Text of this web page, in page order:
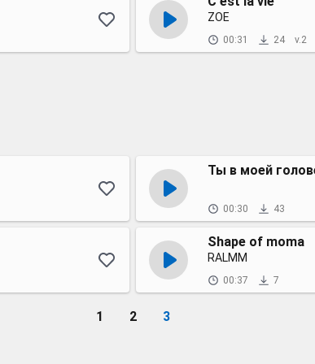
ZOE
00:31 24 v.2
Ты в моей
00:30 43
Shape of moma
RALMM
00:37 7
1 2 3